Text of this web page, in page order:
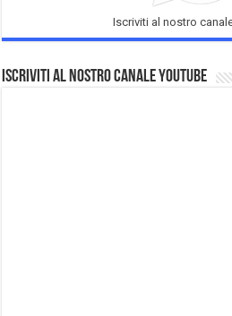
Iscriviti al nostro
Iscriviti al nostro Canale Youtube